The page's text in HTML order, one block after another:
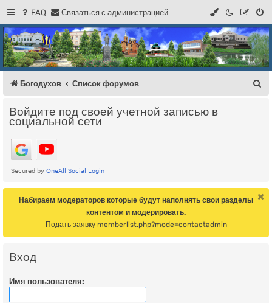
FAQ Связаться с администрацией
Регистрация
Форум Богодухова
Богодухов
Богодухов Список форумов
Войдите под своей учетной записью в
социальной сети
Набираем модераторов которые будут наполнять свои разделы
контентом и модерировать.
Подать заявку memberlist.php?mode=contactadmin
Вход
Имя пользователя: